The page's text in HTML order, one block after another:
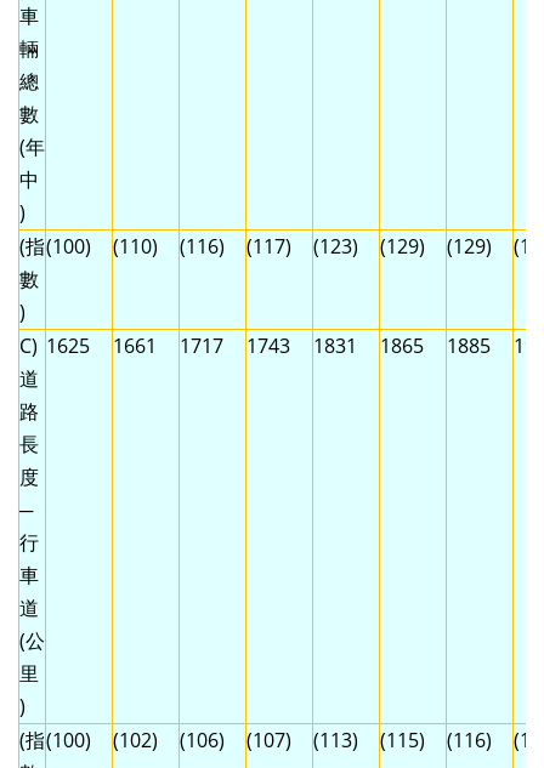
車
輛
總
數
(年
中
)
(指
數
)
(100) (110) (116) (117) (123) (129) (129)
C)
道
路
長
度
─
行
車
道
(公
里
)
1625 1661 1717 1743 1831 1865 1885
(指(100) (102) (106) (107) (113) (115) (116)